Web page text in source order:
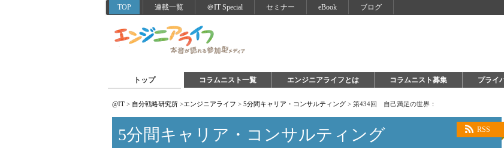
TOP 連載一覧 ＠IT Special セミナー eBook ブログ
トップ コラムニスト一覧 エンジニアライフとは コラムニスト募集 プライ
@IT > 自分戦略研究所 >エンジニアライフ > 5分間キャリア・コンサルティング > 第434回 自己満足の世界：
RSS
5分間キャリア・コンサルティング